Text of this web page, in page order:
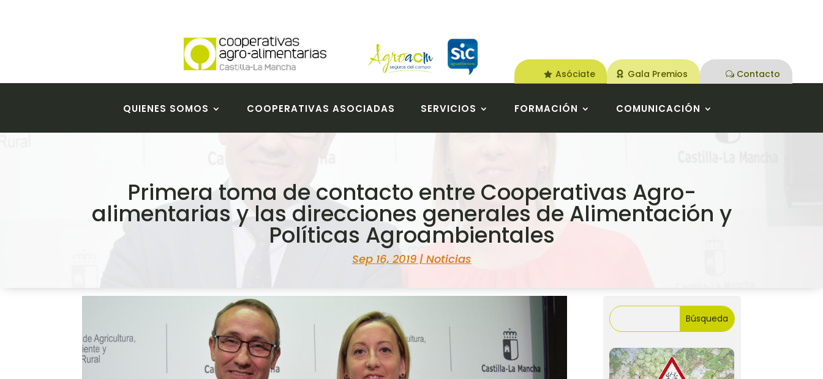
Asóciate Gala Premios Contacto
QUIENES SOMOS COOPERATIVAS ASOCIADAS SERVICIOS FORMACIÓN COMUNICACIÓN
Primera toma de contacto entre Cooperativas Agro-
alimentarias y las direcciones generales de Alimentación y
Políticas Agroambientales
Sep 16, 2019| Noticias